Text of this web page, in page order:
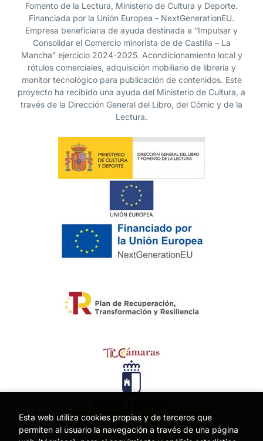
Fomento de la Lectura, Ministerio de Cultura y Deporte.
Financiada por la Unión Europea - NextGenerationEU.
Empresa beneficiaria de ayuda destinada a “Impulsar y
Consolidar el Comercio minorista de de Castilla – La
Mancha” ejercicio 2024-2025. Acondicionamiento local y
rótulos comerciales, adquisición mobiliario de librería y
monitor tecnológico para publicación de contenidos. Este
proyecto ha recibido una ayuda del Ministerio de Cultura, a
través de la Dirección General del Libro, del Cómic y de la
Lectura.
Esta web utiliza cookies propias y de terceros que
permiten al usuario la navegación a través de una página